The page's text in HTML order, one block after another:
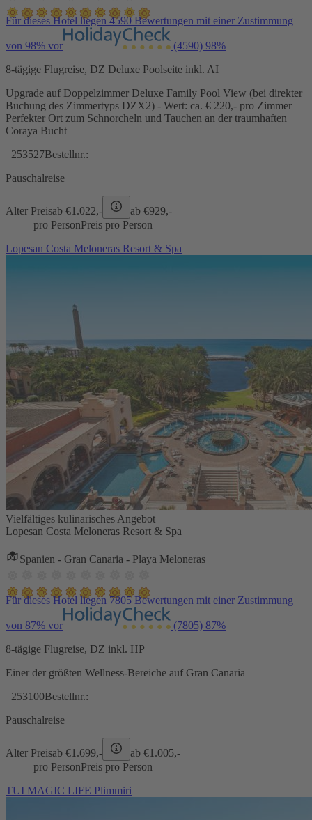
Für dieses Hotel liegen 4590 Bewertungen mit einer Zustimmung
von 98% vor (4590) 98%
8-tägige Flugreise, DZ Deluxe Poolseite inkl. AI
Upgrade auf Doppelzimmer Deluxe Family Pool View (bei direkter
Buchung des Zimmertyps DZX2) - Wert: ca. € 220,- pro Zimmer
Perfekter Ort zum Schnorcheln und Tauchen an der traumhaften
Coraya Bucht
253527Bestellnr.:
Pauschalreise
Alter Preisab €1.022,- ab €929,-
pro PersonPreis pro Person
Lopesan Costa Meloneras Resort & Spa
Vielfältiges kulinarisches Angebot
Lopesan Costa Meloneras Resort & Spa
Spanien - Gran Canaria - Playa Meloneras
Für dieses Hotel liegen 7805 Bewertungen mit einer Zustimmung
von 87% vor (7805) 87%
8-tägige Flugreise, DZ inkl. HP
Einer der größten Wellness-Bereiche auf Gran Canaria
253100Bestellnr.:
Pauschalreise
Alter Preisab €1.699,- ab €1.005,-
pro PersonPreis pro Person
TUI MAGIC LIFE Plimmiri